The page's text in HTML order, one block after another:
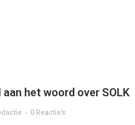
het woord over SOLK
0 Reactie's